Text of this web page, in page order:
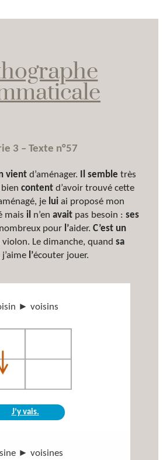
3 – Texte n°57
vient d’aménager. Il semble très
bien content d’avoir trouvé cette
je lui ai proposé mon
mais il n’en avait pas besoin : ses
pour l’aider. C’est un
violon. Le dimanche, quand sa
l’écouter jouer.
► voisins
J’y vais.
► voisines